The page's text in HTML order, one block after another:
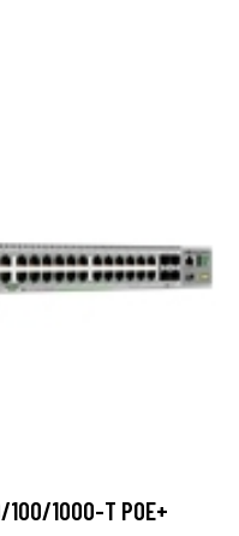
100/1000-T POE+